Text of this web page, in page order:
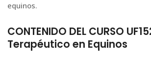
equinos.
CONTENIDO DEL CURSO
Terapéutico en Equinos